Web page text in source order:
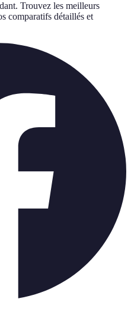
Trouvez les meilleurs
comparatifs détaillés et